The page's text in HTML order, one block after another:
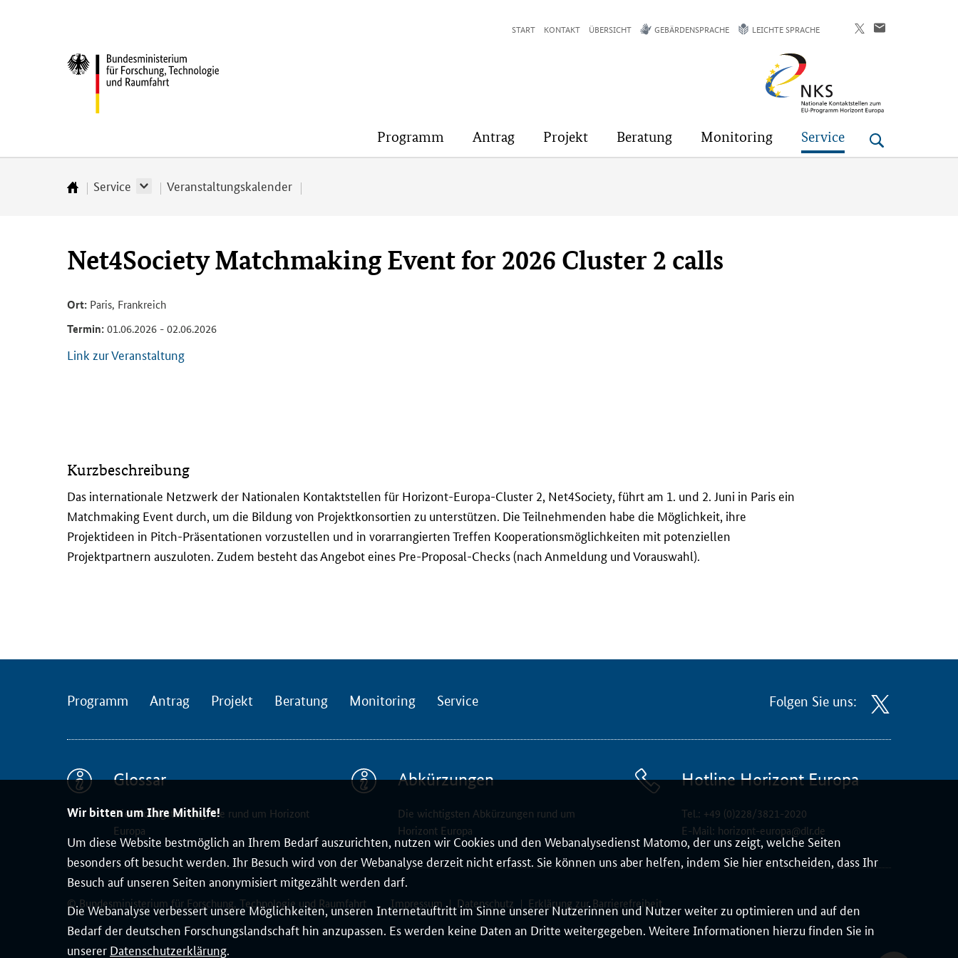
Wir bitten um Ihre Mithilfe!
Um diese Website bestmöglich an Ihrem Bedarf auszurichten, nutzen wir Cookies und den Webanalysedienst Matomo, der uns zeigt, welche Seiten
besonders oft besucht werden. Ihr Besuch wird von der Webanalyse derzeit nicht erfasst. Sie können uns aber helfen, indem Sie hier entscheiden, dass Ihr
Besuch auf unseren Seiten anonymisiert mitgezählt werden darf.
Die Webanalyse verbessert unsere Möglichkeiten, unseren Internetauftritt im Sinne unserer Nutzerinnen und Nutzer weiter zu optimieren und auf den
Bedarf der deutschen Forschungslandschaft hin anzupassen. Es werden keine Daten an Dritte weitergegeben. Weitere Informationen hierzu finden Sie in
unserer Datenschutzerklärung.
(Eingabetaste)
(Eingabetaste)
(Eingabetaste)
START KONTAKT ÜBERSICHT GEBÄRDENSPRACHE LEICHTE SPRACHE
Bundesministerium
und
Raumfahrt
Horizont
Europa
Programm Antrag Projekt Beratung Monitoring Service
Startseite
Service Veranstaltungskalender
Net4Society Matchmaking Event for 2026 Cluster 2 calls
Ort: Paris, Frankreich
Termin:01.06.2026 - 02.06.2026
Link zur Veranstaltung
a
s
i
n
t
i
n
l
N
e
t
w
e
r
k
e
Kurzbeschreibung
Das internationale Netzwerk der Nationalen Kontaktstellen für Horizont-Europa-Cluster 2, Net4Society, führt am 1. und 2. Juni in Paris ein
Matchmaking Eventdurch, um die Bildung von Projektkonsortien zu unterstützen. Die Teilnehmenden habe die Möglichkeit, ihre
Projektideen in Pitch-Präsentationen vorzustellen und in vorarrangierten Treffen Kooperationsmöglichkeiten mit potenziellen
Projektpartnern auszuloten. Zudem besteht das Angebot eines Pre-Proposal-Checks(nach Anmeldung und Vorauswahl).
Programm Antrag Projekt Beratung Monitoring Service Folgen Sie uns:
Glossar
Die wichtigsten Begriffe rund um Horizont
Europa
Abkürzungen
Die wichtigsten Abkürzungen rund um
Horizont Europa
Hotline Horizont Europa
Tel.: +49 (0)228/3821-2020
E-Mail: horizont-europa@dlr.de
© Bundesministerium für Forschung, Technologie und Raumfahrt Impressum Datenschutz Erklärung zur Barrierefreiheit